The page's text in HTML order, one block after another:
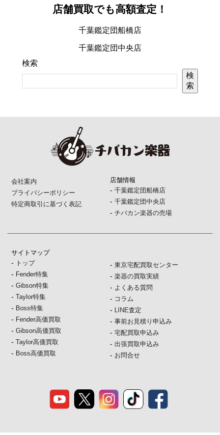
店舗買取でも高額査定！
千葉鑑定団船橋店
千葉鑑定団中央店
検索
検
索
会社案内
プライバシーポリシー
特定商取引に基づく表記
店舗情報
- 千葉鑑定団船橋店
- 千葉鑑定団中央店
- チバカン楽器の売場
サイトマップ
- トップ
- Fender特集
-Gibson特集
-Taylor特集
- Boss特集
- Fender高価買取
-Gibson高価買取
-Taylor高価買取
- Boss高価買取
- 東京宅配買取センター
- 楽器の買取実績
- よくある質問
- コラム
- LINE査定
- 事前お見積り申込み
- 宅配買取申込み
- 出張買取申込み
- お問合せ